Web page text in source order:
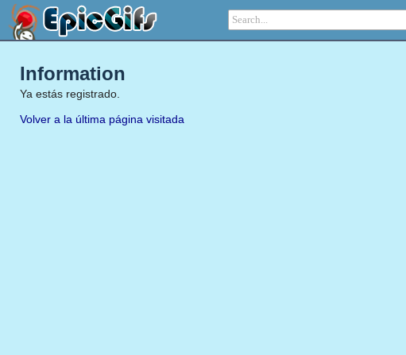
Information
Ya estás registrado.
Volver a la última página visitada